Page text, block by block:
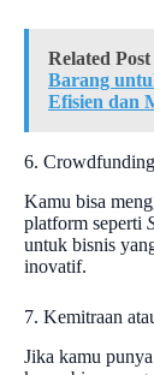
Related Post
Barang
Efisien dan
6.
Kamu bisa
platform seperti
untuk bisnis
inovatif.
7. Kemitraan
Jika kamu